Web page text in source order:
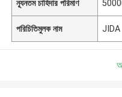
ন্যূনতম চাহিদার পরিমাণ
পরিচিতিমুলক নাম JIDA